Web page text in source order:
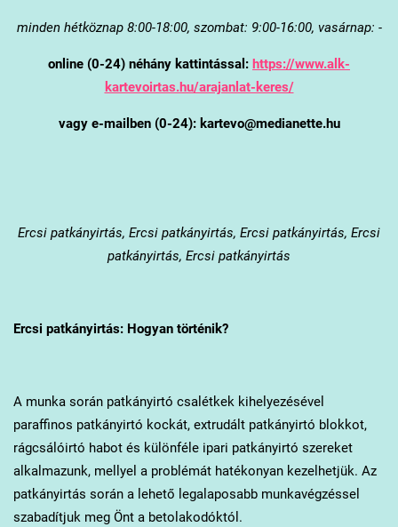
minden hétköznap 8:00-18:00, szombat: 9:00-16:00, vasárnap: -
online (0-24) néhány kattintással: https://www.alk-
kartevoirtas.hu/arajanlat-keres/
vagy e-mailben (0-24): kartevo@medianette.hu
Ercsi patkányirtás, Ercsi patkányirtás, Ercsi patkányirtás, Ercsi
patkányirtás, Ercsi patkányirtás
Ercsi patkányirtás: Hogyan történik?
A munka során patkányirtó csalétkek kihelyezésével
paraffinos patkányirtó kockát, extrudált patkányirtó blokkot,
rágcsálóirtó habot és különféle ipari patkányirtó szereket
alkalmazunk, mellyel a problémát hatékonyan kezelhetjük. Az
patkányirtás során a lehető legalaposabb munkavégzéssel
szabadítjuk meg Önt a betolakodóktól.